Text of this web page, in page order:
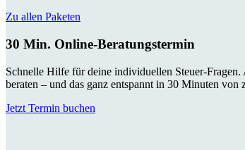
Zu allen Paketen
30 Min. Online-Beratungstermin
Schnelle Hilfe für deine individuellen Steuer-
beraten – und das ganz entspannt in 30 Minuten von
Jetzt Termin buchen